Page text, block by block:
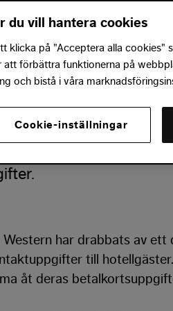
över Best
Whatsapp-
Western har drabbats av
till
åt deras
du vill hantera cookies
klicka på "Acceptera alla cookies"
att förbättra funktionerna på
och bistå i våra
Cookie-inställningar